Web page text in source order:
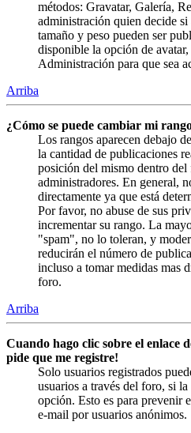
métodos: Gravatar, Galería,
administración quien decide
tamaño y peso pueden ser
disponible la opción de
Administración para que sea
Arriba
¿Cómo se puede cambiar mi
Los rangos aparecen debajo
la cantidad de publicaciones
posición del mismo dentro
administradores. En general,
directamente ya que está
Por favor, no abuse de sus
incrementar su rango. La
"spam", no lo toleran, y
reducirán el número de
incluso a tomar medidas mas
foro.
Arriba
Cuando hago clic sobre el enlace
pide que me registre!
Solo usuarios registrados
usuarios a través del foro, si
opción. Esto es para prevenir
e-mail por usuarios anónimos.